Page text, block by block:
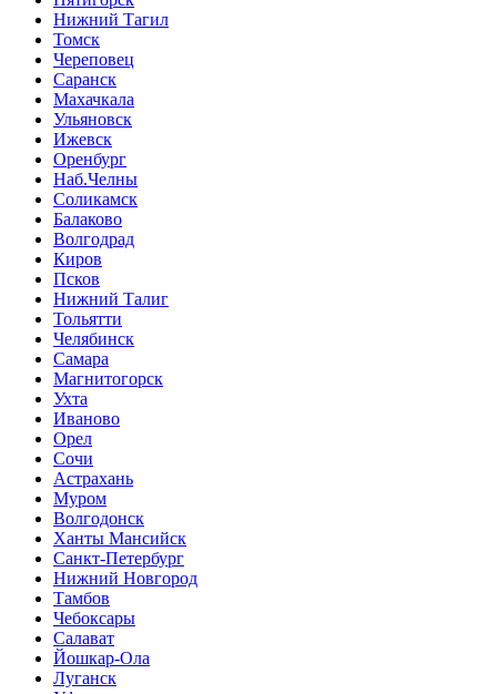
Нижний Тагил
Томск
Череповец
Саранск
Махачкала
Ульяновск
Ижевск
Оренбург
Наб.Челны
Соликамск
Балаково
Волгодрад
Киров
Псков
Нижний Талиг
Тольятти
Челябинск
Самара
Магнитогорск
Ухта
Иваново
Орел
Сочи
Астрахань
Муром
Волгодонск
Ханты Мансийск
Санкт-Петербург
Нижний Новгород
Тамбов
Чебоксары
Салават
Йошкар-Ола
Луганск